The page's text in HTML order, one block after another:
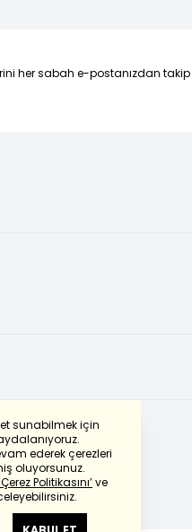
sunabilmek için
ederek çerezleri
oluyorsunuz.
Politikasını’ve
her sabah e-postanızdan